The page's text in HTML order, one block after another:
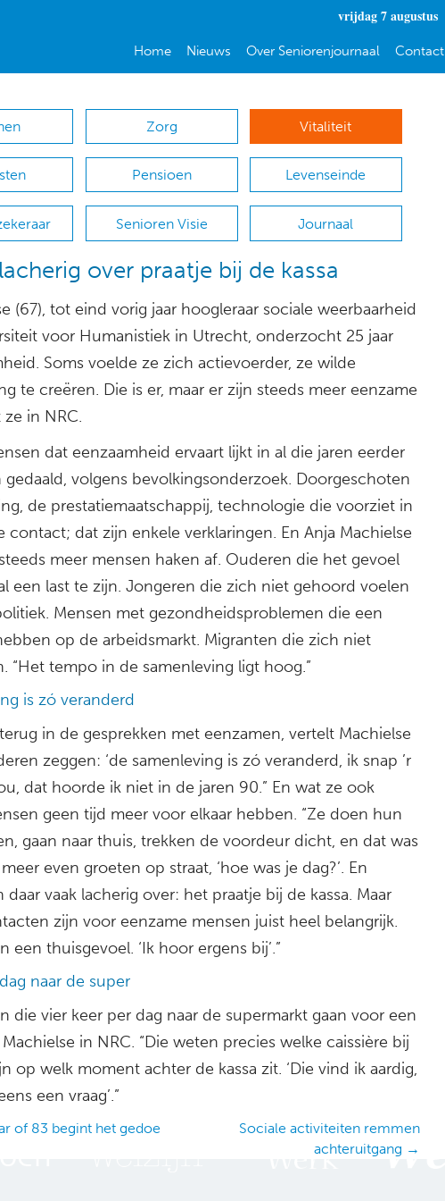
vrijdag 7 augustus
Home Nieuws Over Seniorenjournaal Contact
Zorg Vitaliteit
Pensioen Levenseinde
Senioren Visie Journaal
over praatje bij de kassa
(67), tot eind vorig jaar hoogleraar sociale weerbaarheid
voor Humanistiek in Utrecht, onderzocht 25 jaar
Soms voelde ze zich actievoerder, ze wilde
te creëren. Die is er, maar er zijn steeds meer eenzame
in NRC.
dat eenzaamheid ervaart lijkt in al die jaren eerder
gedaald, volgens bevolkingsonderzoek. Doorgeschoten
de prestatiemaatschappij, technologie die voorziet in
contact; dat zijn enkele verklaringen. En Anja Machielse
meer mensen haken af. Ouderen die het gevoel
een last te zijn. Jongeren die zich niet gehoord voelen
Mensen met gezondheidsproblemen die een
op de arbeidsmarkt. Migranten die zich niet
“Het tempo in de samenleving ligt hoog.”
is zó veranderd
in de gesprekken met eenzamen, vertelt Machielse
zeggen: ‘de samenleving is zó veranderd, ik snap ’r
dat hoorde ik niet in de jaren 90.” En wat ze ook
geen tijd meer voor elkaar hebben. “Ze doen hun
gaan naar thuis, trekken de voordeur dicht, en dat was
even groeten op straat, ‘hoe was je dag?’. En
vaak lacherig over: het praatje bij de kassa. Maar
zijn voor eenzame mensen juist heel belangrijk.
een thuisgevoel. ‘Ik hoor ergens bij’.”
naar de super
die vier keer per dag naar de supermarkt gaan voor een
in NRC. “Die weten precies welke caissière bij
op welk moment achter de kassa zit. ‘Die vind ik aardig,
een vraag’.”
of 83 begint het gedoe
Sociale activiteiten remmen
achteruitgang →